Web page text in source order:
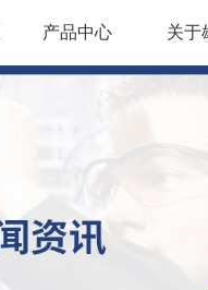
产品中心 关于